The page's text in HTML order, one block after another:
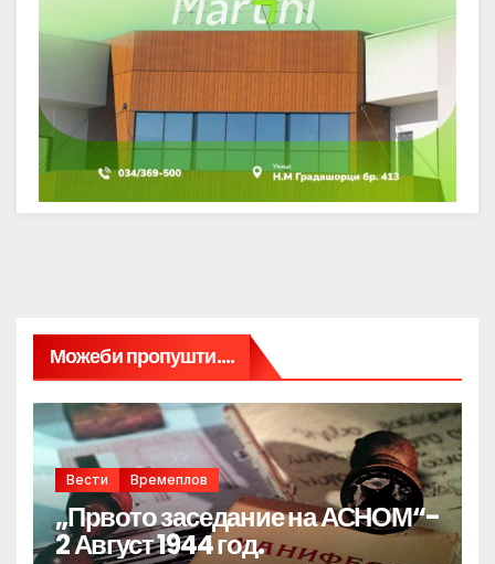
Можеби пропушти....
Вести Времеплов
„Првото заседание на АСНОМ“-
2 Август 1944 год.